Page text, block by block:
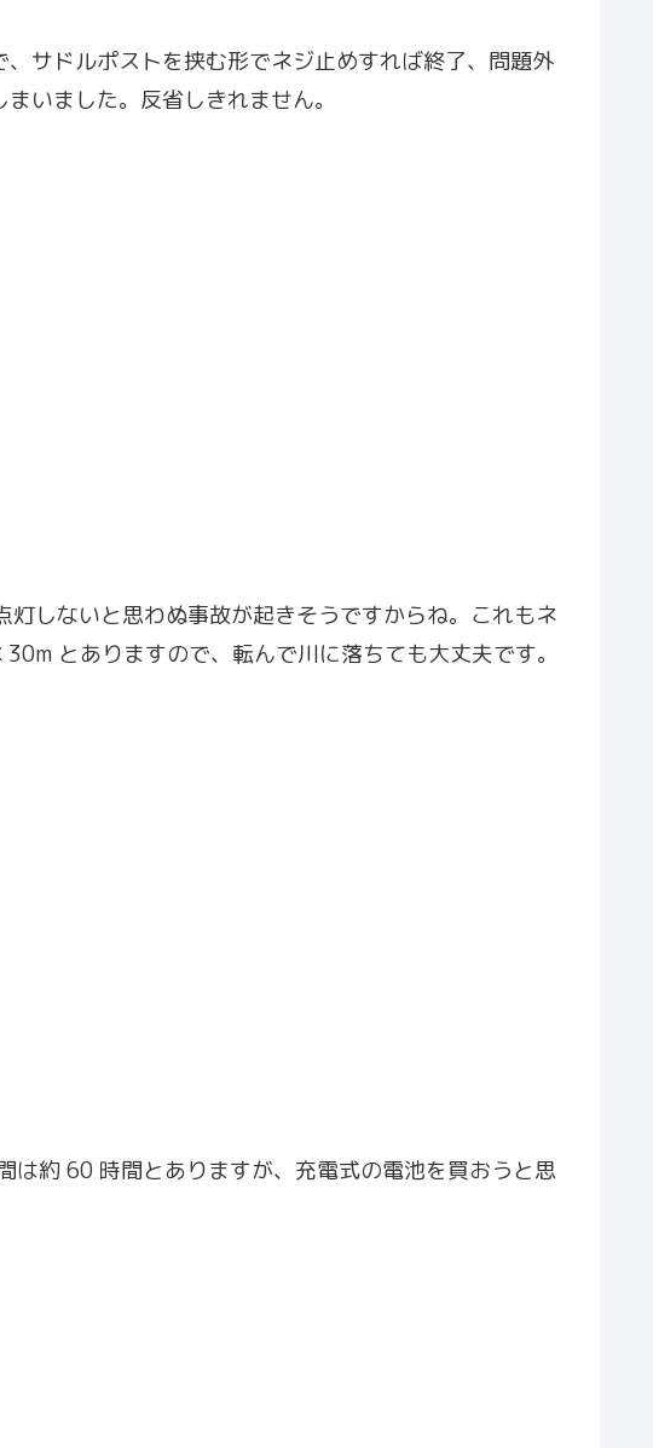
サドルポストを挟む形でネジ止めすれば終了、問題外
いました。反省しきれません。
しないと思わぬ事故が起きそうですからね。これもネ
とありますので、転んで川に落ちても大丈夫です。
約 60 時間とありますが、充電式の電池を買おうと思